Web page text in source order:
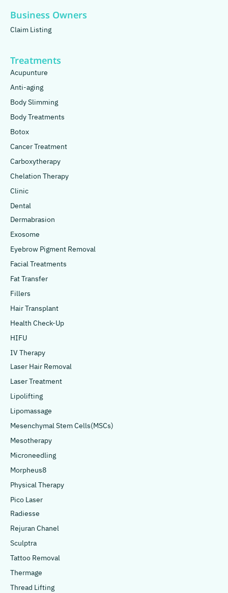
Business Owners
Claim Listing
Treatments
Acupunture
Anti-aging
Body Slimming
Body Treatments
Botox
Cancer Treatment
Carboxytherapy
Chelation Therapy
Clinic
Dental
Dermabrasion
Exosome
Eyebrow Pigment Removal
Facial Treatments
Fat Transfer
Fillers
Hair Transplant
Health Check-Up
HIFU
IV Therapy
Laser Hair Removal
Laser Treatment
Lipolifting
Lipomassage
Mesenchymal Stem Cells(MSCs)
Mesotherapy
Microneedling
Morpheus8
Physical Therapy
Pico Laser
Radiesse
Rejuran Chanel
Sculptra
Tattoo Removal
Thermage
Thread Lifting